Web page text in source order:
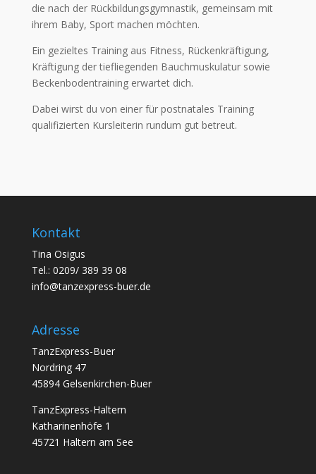
die nach der Rückbildungsgymnastik, gemeinsam mit
ihrem Baby, Sport machen möchten.
Ein gezieltes Training aus Fitness, Rückenkräftigung,
Kräftigung der tiefliegenden Bauchmuskulatur sowie
Beckenbodentraining erwartet dich.
Dabei wirst du von einer für postnatales Training
qualifizierten Kursleiterin rundum gut betreut.
Kontakt
Tina Osigus
Tel.: 0209/ 389 39 08
info@tanzexpress-buer.de
Adresse
TanzExpress-Buer
Nordring 47
45894 Gelsenkirchen-Buer
TanzExpress-Haltern
Katharinenhöfe 1
45721 Haltern am See